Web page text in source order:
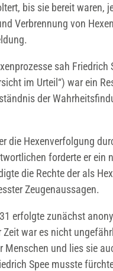
bis sie bereit waren,
Verbrennung von
sah
im Urteil“) war ein
der
die Hexenverfolgung
forderte er ein
die Rechte der als
Zeugenaussagen.
erfolgte zunächst
Zeit war es nicht
und lies sie
Spee musste